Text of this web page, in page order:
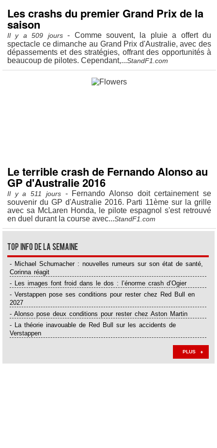
Les crashs du premier Grand Prix de la
saison
Il y a 509 jours- Comme souvent, la pluie a offert du
spectacle ce dimanche au Grand Prix d'Australie, avec des
dépassements et des stratégies, offrant des opportunités à
beaucoup de pilotes. Cependant,...StandF1.com
Le terrible crash de Fernando Alonso au
GP d'Australie 2016
Il y a 511 jours- Fernando Alonso doit certainement se
souvenir du GP d'Australie 2016. Parti 11ème sur la grille
avec sa McLaren Honda, le pilote espagnol s'est retrouvé
en duel durant la course avec...StandF1.com
Top Info de la semaine
- Michael Schumacher : nouvelles rumeurs sur son état de santé,
Corinna réagit
- Les images font froid dans le dos : l’énorme crash d’Ogier
- Verstappen pose ses conditions pour rester chez Red Bull en
2027
- Alonso pose deux conditions pour rester chez Aston Martin
- La théorie inavouable de Red Bull sur les accidents de
Verstappen
PLUS